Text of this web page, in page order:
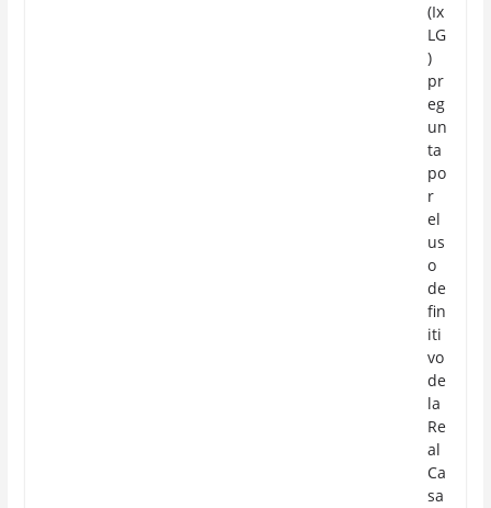
(Ix
LG
)
pr
eg
un
ta
po
r
el
us
o
de
fin
iti
vo
de
la
Re
al
Ca
sa